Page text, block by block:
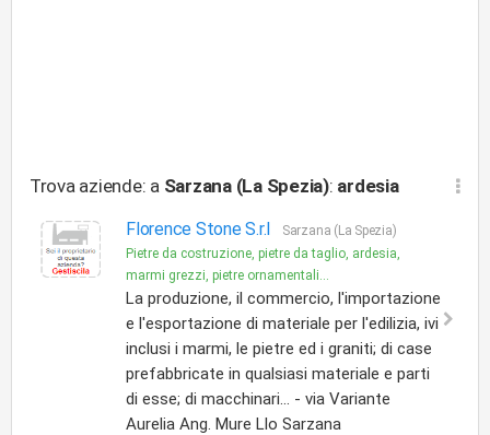
Trova aziende: a Sarzana (La Spezia): ardesia
Florence Stone S.r.l
Sarzana (La Spezia)
Pietre da costruzione, pietre da taglio, ardesia,
marmi grezzi, pietre ornamentali...
La produzione, il commercio, l'importazione
e l'esportazione di materiale per l'edilizia, ivi
inclusi i marmi, le pietre ed i graniti; di case
prefabbricate in qualsiasi materiale e parti
di esse; di macchinari... - via Variante
Aurelia Ang. Mure Llo Sarzana